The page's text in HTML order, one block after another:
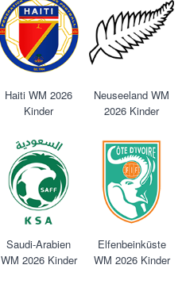
Haiti WM 2026
Kinder
Neuseeland WM
2026 Kinder
Saudi-Arabien
WM 2026 Kinder
Elfenbeinküste
WM 2026 Kinder